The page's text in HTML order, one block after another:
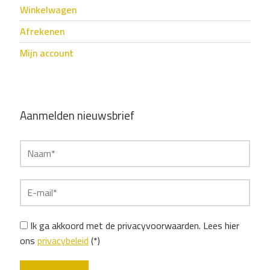
Winkelwagen
Afrekenen
Mijn account
Aanmelden nieuwsbrief
Ik ga akkoord met de privacyvoorwaarden. Lees hier
onsprivacybeleid(*)